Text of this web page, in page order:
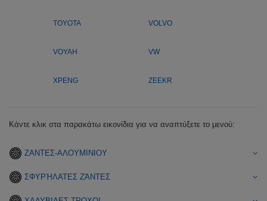
TOYOTA VOLVO
VOYAH VW
XPENG ZEEKR
Κάντε κλικ στα παρακάτω εικονίδια για να αναπτύξετε το μενού:
ΖΑΝΤΕΣ-ΑΛΟΥΜΙΝΙΟΥ
ΣΦΥΡΉΛΑΤΕΣ ΖΆΝΤΕΣ